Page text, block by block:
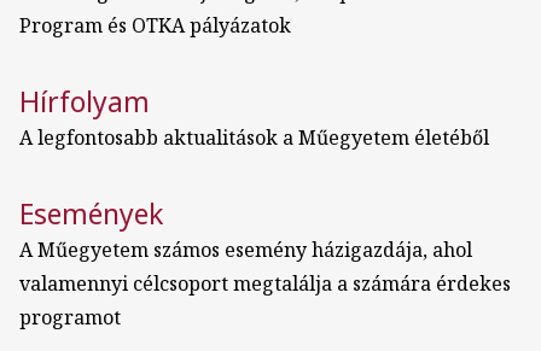
Program és OTKA pályázatok
Hírfolyam
A legfontosabb aktualitások a Műegyetem életéből
Események
A Műegyetem számos esemény házigazdája, ahol
valamennyi célcsoport megtalálja a számára érdekes
programot